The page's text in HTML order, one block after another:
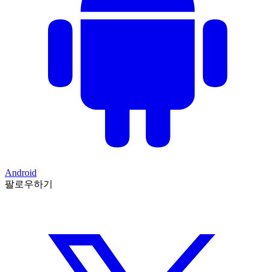
Android
팔로우하기